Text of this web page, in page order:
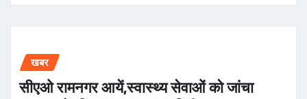
खबर
सीएओ रामनगर आयें,स्वास्थ्य सेवाओं को जांचा